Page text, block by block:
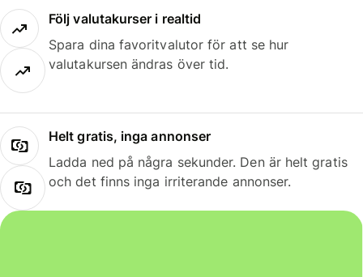
Följ valutakurser i realtid
Spara dina favoritvalutor för att se hur
valutakursen ändras över tid.
Helt gratis, inga annonser
Ladda ned på några sekunder. Den är helt gratis
och det finns inga irriterande annonser.